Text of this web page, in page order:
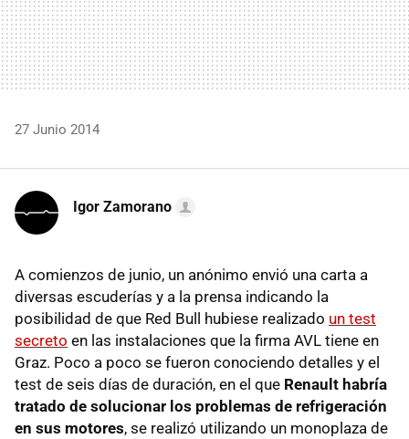
27 Junio 2014
Igor Zamorano
A comienzos de junio, un anónimo envió una carta a
diversas escuderías y a la prensa indicando la
posibilidad de que Red Bull hubiese realizado un test
secreto en las instalaciones que la firma AVL tiene en
Graz. Poco a poco se fueron conociendo detalles y el
test de seis días de duración, en el que Renault habría
tratado de solucionar los problemas de refrigeración
en sus motores, se realizó utilizando un monoplaza de